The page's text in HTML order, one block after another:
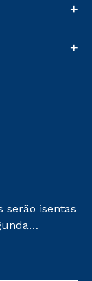
+
+
serão isentas
de R$